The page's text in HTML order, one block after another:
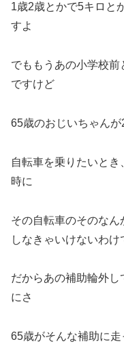
1歳2歳とかで5キロと
すよ
でももうあの小学校
ですけど
65歳のおじいちゃん
自転車を乗りたいと
時に
その自転車のそのな
しなきゃいけないわけ
だからあの補助輪外
にさ
65歳がそんな補助に